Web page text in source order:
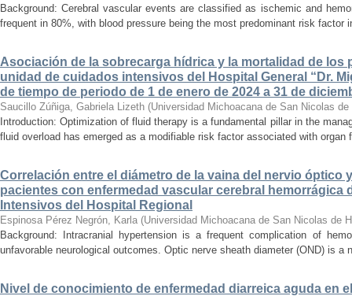
Background: Cerebral vascular events are classified as ischemic and
frequent in 80%, with blood pressure being the most predominant risk factor
Asociación de la sobrecarga hídrica y la mortalidad de los
unidad de cuidados intensivos del Hospital General “Dr.
de tiempo de periodo de 1 de enero de 2024 a 31 de
Saucillo Zúñiga, Gabriela Lizeth (Universidad Michoacana de San Nicolas de
Introduction: Optimization of fluid therapy is a fundamental pillar in the
fluid overload has emerged as a modifiable risk factor associated with organ
Correlación entre el diámetro de la vaina del nervio óptico
pacientes con enfermedad vascular cerebral hemorrágica
Intensivos del Hospital Regional
Espinosa Pérez Negrón, Karla (Universidad Michoacana de San Nicolas de
Background: Intracranial hypertension is a frequent complication of
unfavorable neurological outcomes. Optic nerve sheath diameter (OND) is a
Nivel de conocimiento de enfermedad diarreica aguda en